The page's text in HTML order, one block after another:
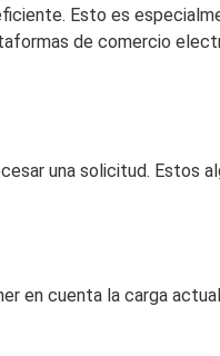
Esto es
de comercio
una solicitud. Estos
en cuenta la carga